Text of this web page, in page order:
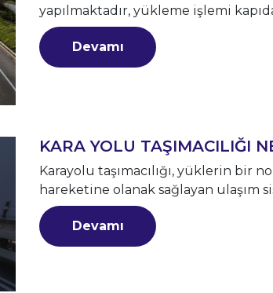
yapılmaktadır, yükleme işlemi
Devamı
KARA YOLU TAŞIMACILIĞI
Karayolu taşımacılığı, yüklerin
hareketine olanak sağlayan ulaşım
Devamı